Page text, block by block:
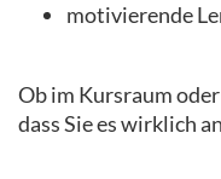
motivierende
Ob im Kursraum
dass Sie es wirklich